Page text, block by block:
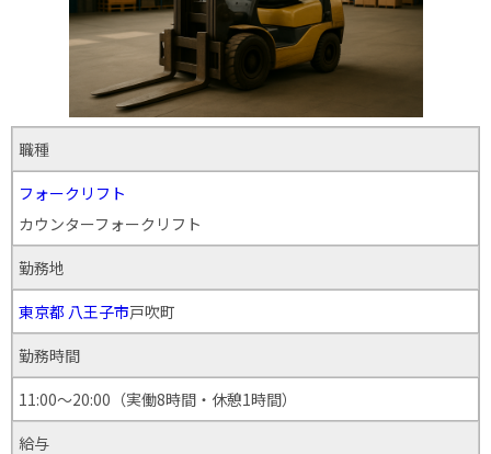
職種
フォークリフト
カウンターフォークリフト
勤務地
東京都 八王子市戸吹町
勤務時間
11:00～20:00（実働8時間・休憩1時間）
給与